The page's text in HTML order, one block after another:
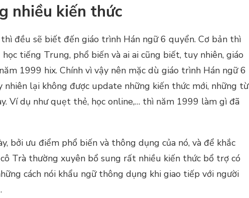
nhiều kiến thức
đều sẽ biết đến giáo trình Hán ngữ 6 quyển. Cơ bản thì
tiếng Trung, phổ biến và ai ai cũng biết, tuy nhiên, giáo
1999 hix. Chính vì vậy nên mặc dù giáo trình Hán ngữ 6
lại không được update những kiến thức mới, những từ
Ví dụ như quẹt thẻ, học online,… thì năm 1999 làm gì đã
bởi ưu điểm phổ biến và thông dụng của nó, và để khắc
Trà thường xuyên bổ sung rất nhiều kiến thức bổ trợ có
cách nói khẩu ngữ thông dụng khi giao tiếp với người